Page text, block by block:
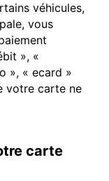
véhicules,
vous
», «
», « ecard »
votre carte ne
carte